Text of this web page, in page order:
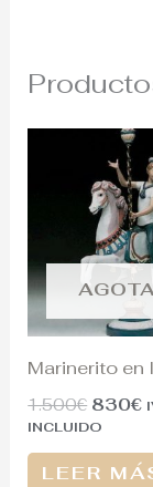
Marinerito en
1.500€
precio
era:
830€
INCLUIDO
LEER